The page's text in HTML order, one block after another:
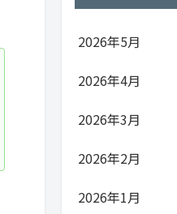
2026年5月
2026年4月
2026年3月
2026年2月
2026年1月